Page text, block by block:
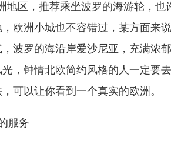
地区，推荐乘坐波罗的海游轮，也
欧洲小城也不容错过，某方面来
波罗的海沿岸爱沙尼亚，充满浓
，钟情北欧简约风格的人一定要
可以让你看到一个真实的欧洲。
服务